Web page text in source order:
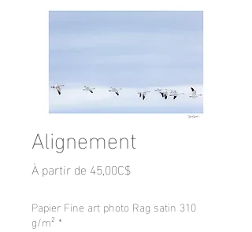
Alignement
À partir de 45,00C$Prix
Papier Fine art photo Rag satin 310
g/m² *